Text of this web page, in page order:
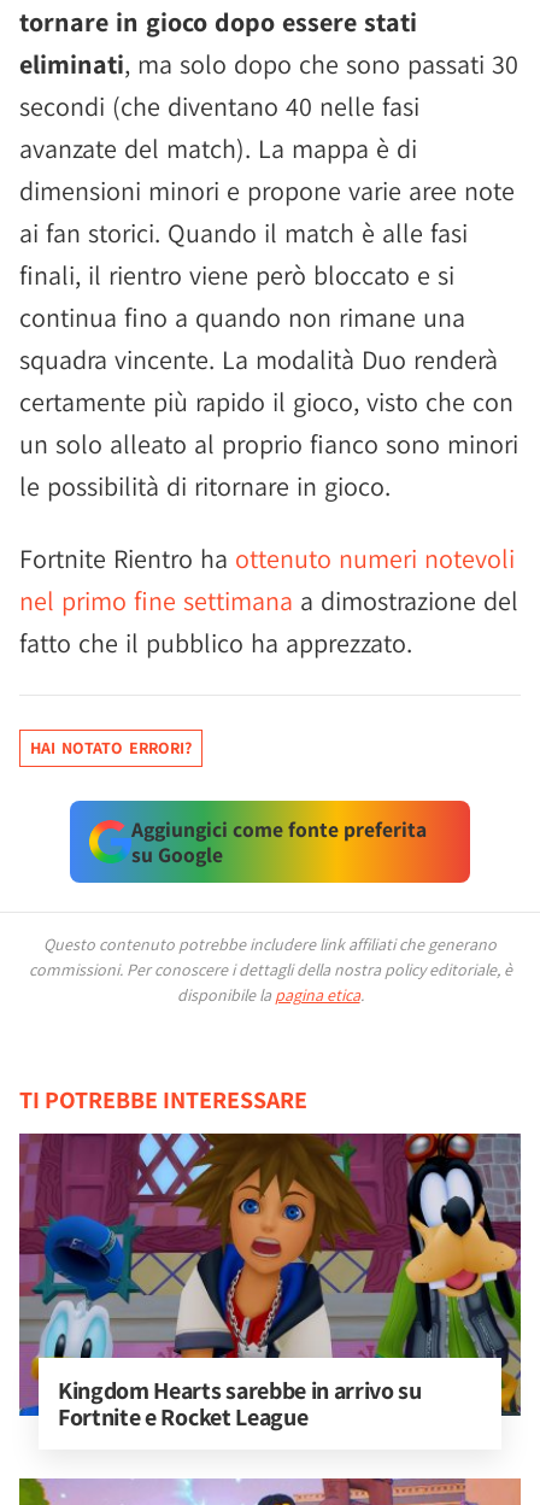
tornare in gioco dopo essere stati
eliminati, ma solo dopo che sono passati 30
secondi (che diventano 40 nelle fasi
avanzate del match). La mappa è di
dimensioni minori e propone varie aree note
ai fan storici. Quando il match è alle fasi
finali, il rientro viene però bloccato e si
continua fino a quando non rimane una
squadra vincente. La modalità Duo renderà
certamente più rapido il gioco, visto che con
un solo alleato al proprio fianco sono minori
le possibilità di ritornare in gioco.
Fortnite Rientro ha ottenuto numeri notevoli
nel primo fine settimana a dimostrazione del
fatto che il pubblico ha apprezzato.
HAI NOTATO ERRORI?
Aggiungici come fonte preferita
su Google
Questo contenuto potrebbe includere link affiliati che generano
commissioni. Per conoscere i dettagli della nostra policy editoriale, è
disponibile la pagina etica.
TI POTREBBE INTERESSARE
Kingdom Hearts sarebbe in arrivo su
Fortnite e Rocket League